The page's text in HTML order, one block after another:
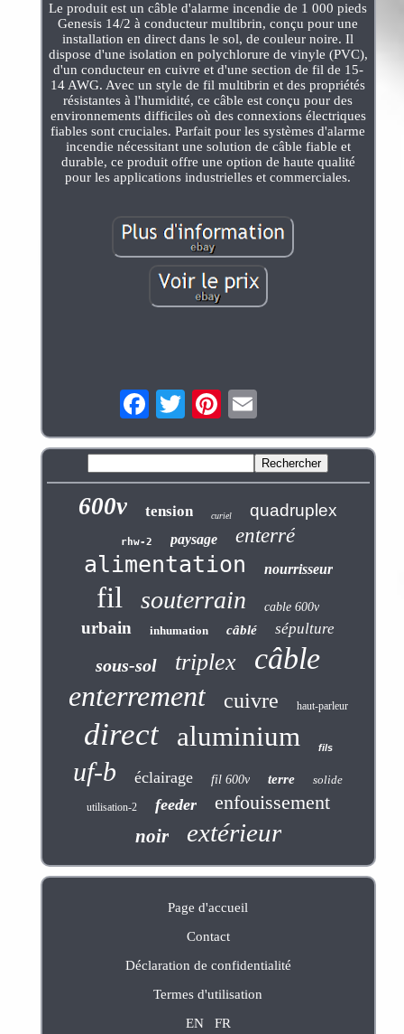
Le produit est un câble d'alarme incendie de 1 000 pieds
Genesis 14/2 à conducteur multibrin, conçu pour une
installation en direct dans le sol, de couleur noire. Il
dispose d'une isolation en polychlorure de vinyle (PVC),
d'un conducteur en cuivre et d'une section de fil de 15-
14 AWG. Avec un style de fil multibrin et des propriétés
résistantes à l'humidité, ce câble est conçu pour des
environnements difficiles où des connexions électriques
fiables sont cruciales. Parfait pour les systèmes d'alarme
incendie nécessitant une solution de câble fiable et
durable, ce produit offre une option de haute qualité
pour les applications industrielles et commerciales.
600v tension curiel quadruplex
rhw-2 paysage enterré
alimentation nourrisseur
fil souterrain cable 600v
urbain inhumation câblé sépulture
sous-sol triplex câble
enterrement cuivre haut-parleur
direct aluminium fils
uf-b éclairage fil 600v terre solide
utilisation-2 feeder enfouissement
noir extérieur
Page d'accueil
Contact
Déclaration de confidentialité
Termes d'utilisation
EN
FR